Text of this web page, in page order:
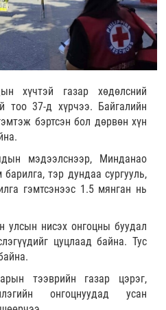
хүчтэй газар хөдөлсний
тоо 37-д хүрчээ. Байгалийн
бэртсэн бол дөрвөн хүн
мэдээлснээр, Минданао
тэр дундаа сургууль,
гэмтсэнээс 1.5 мянган нь
улсын нисэх онгоцны буудал
цуцлаад байна. Тус
тээврийн газар цэрэг,
онгоцнуудад усан